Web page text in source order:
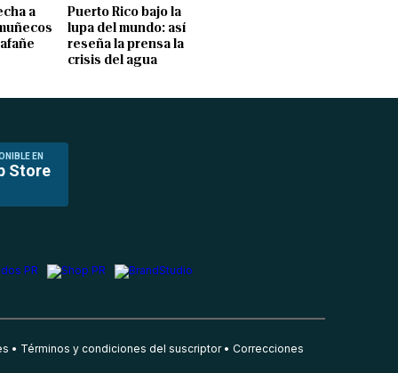
a
Puerto Rico bajo la
lupa del mundo: así
reseña la prensa la
crisis del agua
EN
Store
Términos y condiciones del suscriptor Correcciones